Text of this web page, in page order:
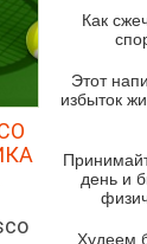
Суп-
Суп из
Грибной
козьим
Суп мисо
Как
Этот
избыток
день и
Худеем